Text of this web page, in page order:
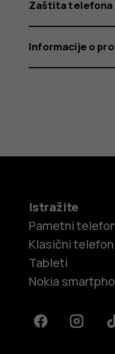
Zaštita telefona
Informacije o
Istražite
Pametni
Klasični
Tableti
Nokia
Facebook